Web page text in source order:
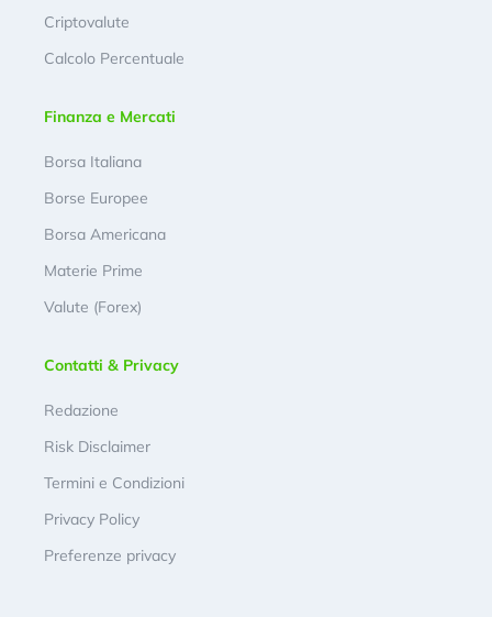
Criptovalute
Calcolo Percentuale
Finanza e Mercati
Borsa Italiana
Borse Europee
Borsa Americana
Materie Prime
Valute (Forex)
Contatti & Privacy
Redazione
Risk Disclaimer
Termini e Condizioni
Privacy Policy
Preferenze privacy